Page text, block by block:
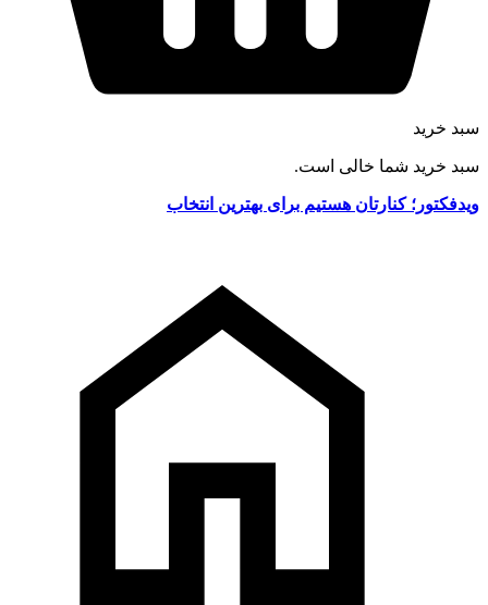
سبد خرید
سبد خرید شما خالی است.
ویدفکتور؛ کنارتان هستیم برای بهترین انتخاب